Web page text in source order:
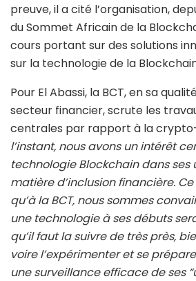
preuve, il a cité l’organisation,
du Sommet Africain de la
cours portant sur des solutions
sur la technologie de la
Pour El Abassi, la BCT, en sa
secteur financier, scrute les
centrales par rapport à la
l’instant, nous avons un intérêt
technologie Blockchain dans ses
matière d’inclusion financière. Ce
qu’à la BCT, nous sommes
une technologie à ses débuts
qu’il faut la suivre de très près,
voire l’expérimenter et se
une surveillance efficace de ses